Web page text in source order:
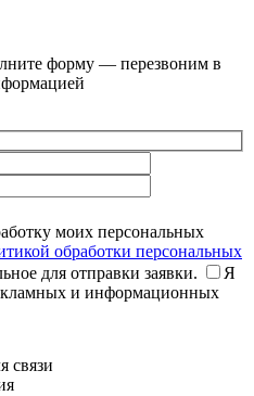
форму — перезвоним в
моих персональных
обработки персональных
для отправки заявки.
Я
и информационных
связи